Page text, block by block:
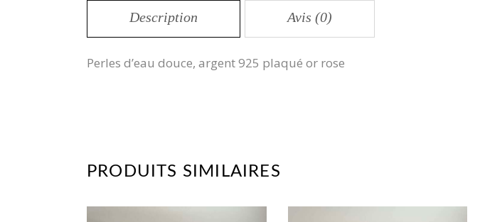
Description Avis (0)
Perles d’eau douce, argent 925 plaqué or rose
PRODUITS SIMILAIRES